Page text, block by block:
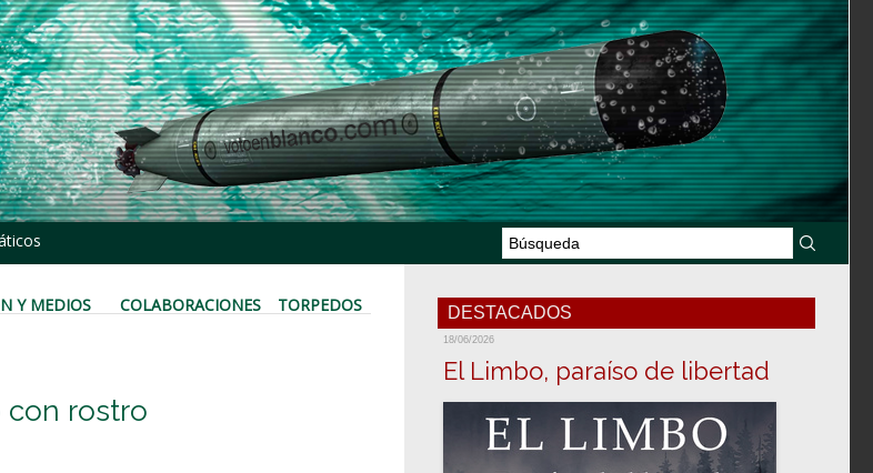
Y MEDIOS COLABORACIONES TORPEDOS
con rostro
DESTACADOS
18/06/2026
El Limbo, paraíso de libertad